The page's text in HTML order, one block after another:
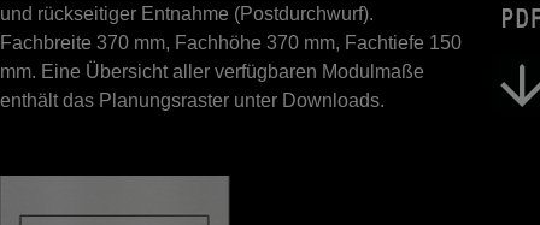
und rückseitiger Entnahme (Postdurchwurf).
Fachbreite 370 mm, Fachhöhe 370 mm, Fachtiefe 150
mm. Eine Übersicht aller verfügbaren Modulmaße
enthält das Planungsraster unter Downloads.